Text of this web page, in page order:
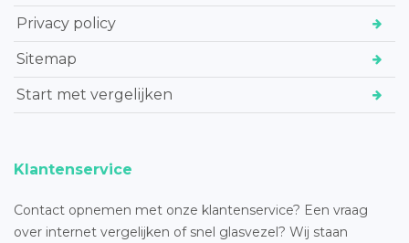
Privacy policy
Sitemap
Start met vergelijken
Klantenservice
Contact opnemen met onze klantenservice? Een vraag
over internet vergelijken of snel glasvezel? Wij staan